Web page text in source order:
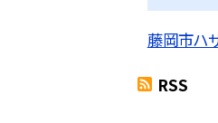
藤岡市ハ
RSS